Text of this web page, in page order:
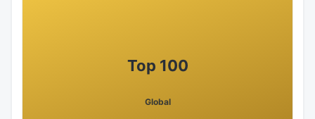
Top 100
Global